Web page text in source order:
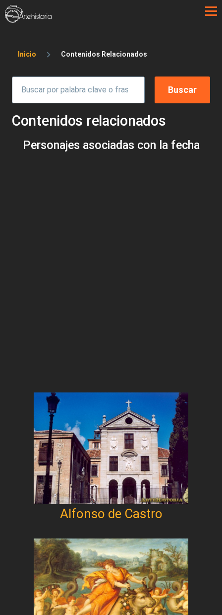
Pasar al contenido principal
Sobrescribir enlaces de ayuda a la
Inicio Contenidos Relacionados
Contenidos relacionados
Personajes asociadas con la fecha
Alfonso de Castro